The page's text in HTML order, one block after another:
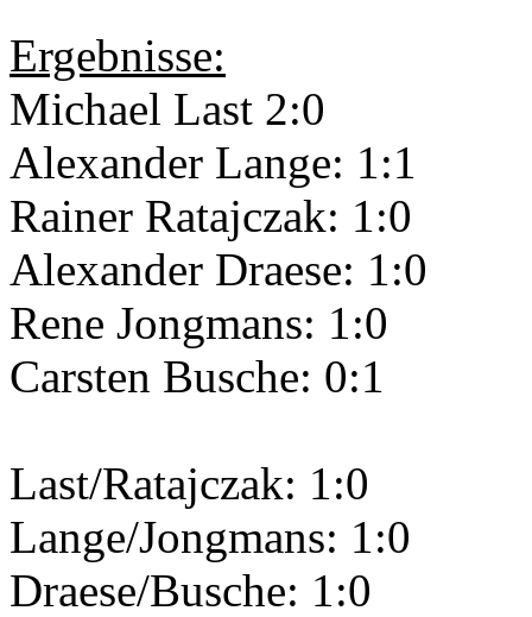
Ergebnisse:
Michael Last 2:0
Alexander Lange: 1:1
Rainer Ratajczak: 1:0
Alexander Draese: 1:0
Rene Jongmans: 1:0
Carsten Busche: 0:1
Last/Ratajczak: 1:0
Lange/Jongmans: 1:0
Draese/Busche: 1:0